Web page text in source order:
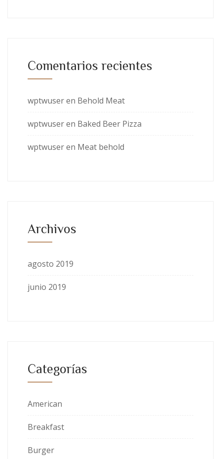
Comentarios recientes
wptwuseren Behold Meat
wptwuseren Baked Beer Pizza
wptwuseren Meat behold
Archivos
agosto 2019
junio 2019
Categorías
American
Breakfast
Burger